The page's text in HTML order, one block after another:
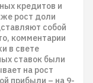
кредитов и
рост доли
собой
комментарии
в свете
ставок были
на рост
прибыли – на 9-